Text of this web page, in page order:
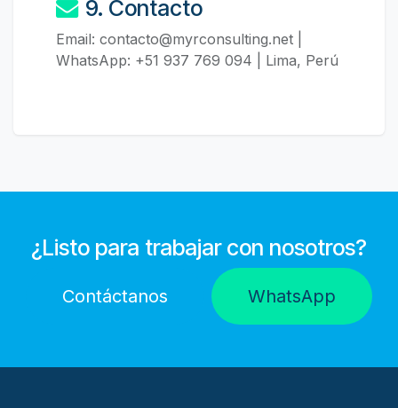
9. Contacto
Email: contacto@myrconsulting.net |
WhatsApp: +51 937 769 094 | Lima, Perú
¿Listo para trabajar con nosotros?
Contáctanos WhatsApp